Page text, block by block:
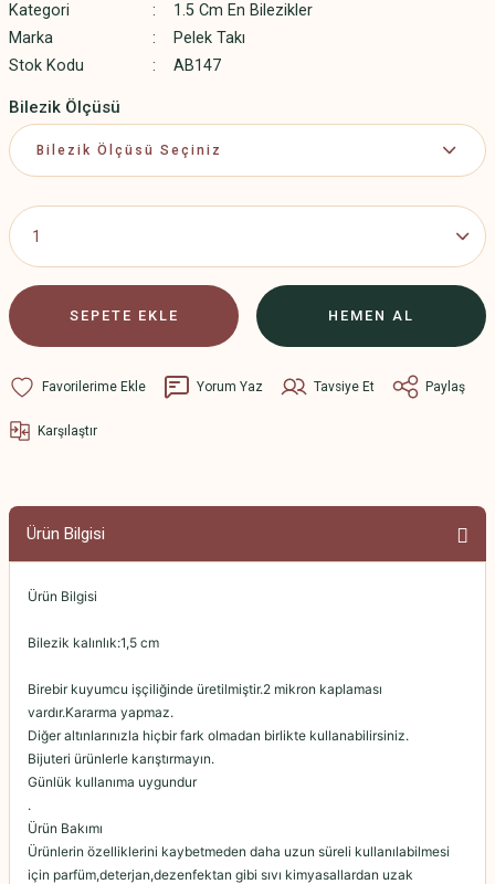
Kategori
1.5 Cm En Bilezikler
Marka
Pelek Takı
Stok Kodu
AB147
Bilezik Ölçüsü
SEPETE EKLE HEMEN AL
Yorum Yaz Tavsiye Et Paylaş
Karşılaştır
Ürün Bilgisi
Ürün Bilgisi
Bilezik kalınlık:1,5 cm
Birebir kuyumcu işçiliğinde üretilmiştir.2 mikron kaplaması
vardır.Kararma yapmaz.
Diğer altınlarınızla hiçbir fark olmadan birlikte kullanabilirsiniz.
Bijuteri ürünlerle karıştırmayın.
Günlük kullanıma uygundur
.
Ürün Bakımı
Ürünlerin özelliklerini kaybetmeden daha uzun süreli kullanılabilmesi
için parfüm,deterjan,dezenfektan gibi sıvı kimyasallardan uzak